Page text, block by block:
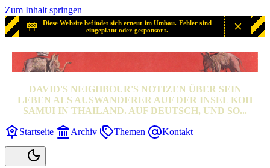
Zum Inhalt springen
Diese Website befindet sich erneut im Umbau. Fehler sind
eingeplant oder gesponsort.
SAMUI? SAMUI!
DAVID'S NEIGHBOUR'S NOTIZEN ÜBER SEIN
LEBEN ALS AUSWANDERER AUF DER INSEL KOH
SAMUI IN THAILAND. AUF DEUTSCH, UND SO...
Startseite Archiv Themen Kontakt